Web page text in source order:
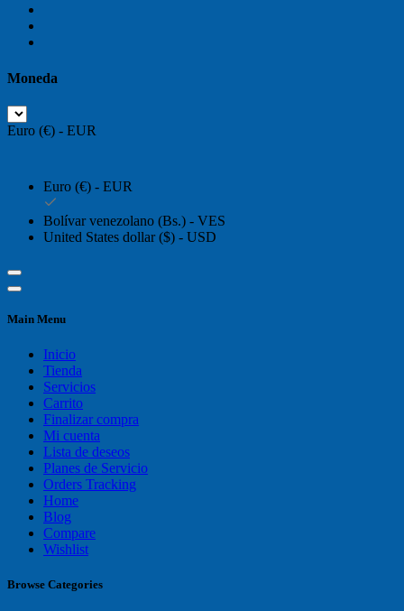
Moneda
Euro (€) - EUR
Euro (€) - EUR
Bolívar venezolano (Bs.) - VES
United States dollar ($) - USD
Main Menu
Inicio
Tienda
Servicios
Carrito
Finalizar compra
Mi cuenta
Lista de deseos
Planes de Servicio
Orders Tracking
Home
Blog
Compare
Wishlist
Browse Categories